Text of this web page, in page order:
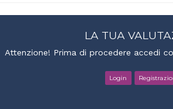
LA TUA
Attenzione! Prima di procedere accedi
Login